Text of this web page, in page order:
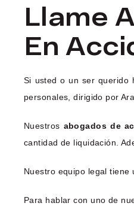
Llame
En
Si usted o un ser querido
personales, dirigido por
Nuestros abogados de
cantidad de liquidación.
Nuestro equipo legal tiene
Para hablar con uno de